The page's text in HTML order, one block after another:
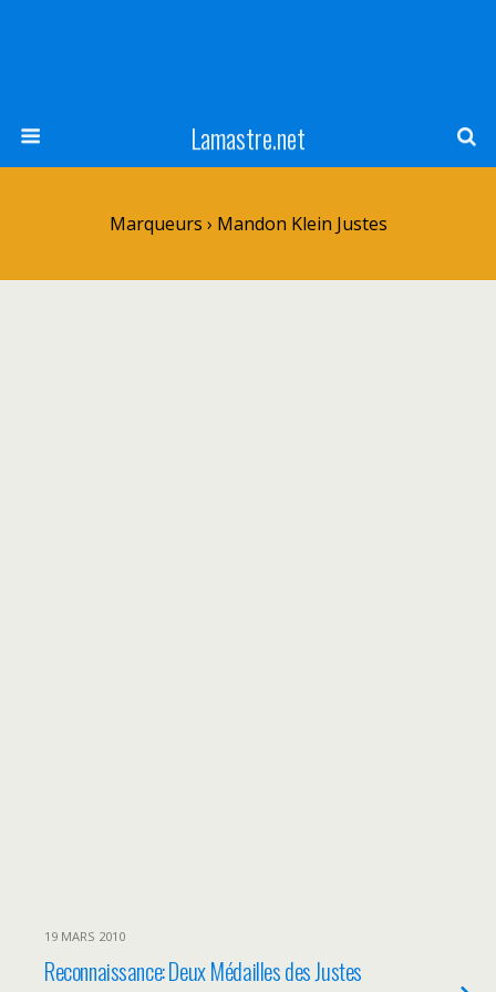
Lamastre.net
Marqueurs › Mandon Klein Justes
19 MARS 2010
Reconnaissance: Deux Médailles des Justes